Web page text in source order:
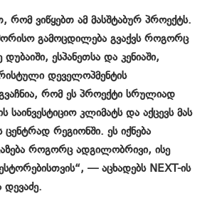
რომ ვიწყებთ ამ მასშტაბურ პროექტს.
გამოცდილება გვაქვს როგორც
ესპანეთსა და კენიაში,
დეველოპმენტის
რომ ეს პროექტი სრულიად
კლიმატს და აქცევს მას
რეგიონში. ეს იქნება
როგორც ადგილობრივი, ისე
— აცხადებს NEXT-ის
დევაძე.